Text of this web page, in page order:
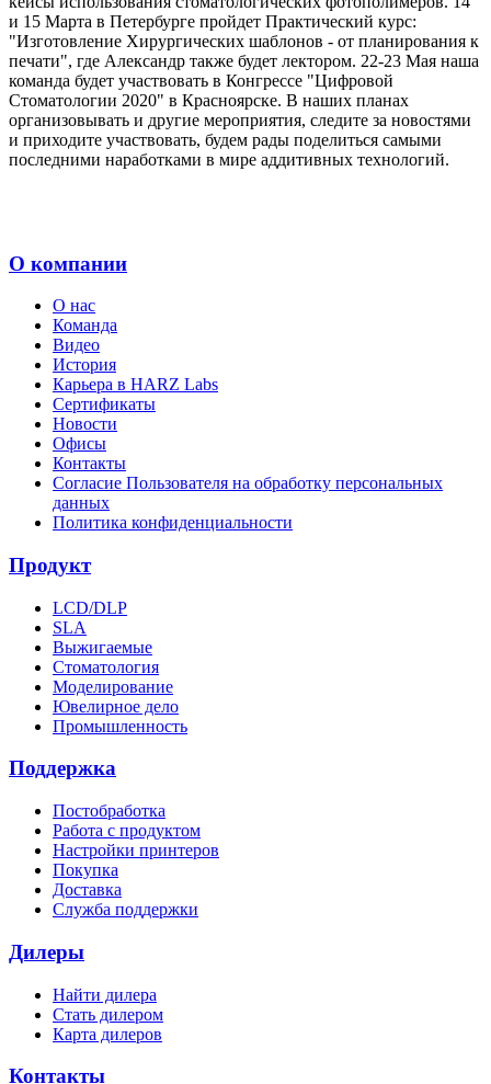
и 15 Марта в Петербурге пройдет Практический курс:
"Изготовление Хирургических шаблонов - от планирования к
печати", где Александр также будет лектором. 22-23 Мая наша
команда будет участвовать в Конгрессе "Цифровой
Стоматологии 2020" в Красноярске. В наших планах
организовывать и другие мероприятия, следите за новостями
и приходите участвовать, будем рады поделиться самыми
последними наработками в мире аддитивных технологий.
О компании
О нас
Команда
Видео
История
Карьера в HARZ Labs
Сертификаты
Новости
Офисы
Контакты
Согласие Пользователя на обработку персональных
данных
Политика конфиденциальности
Продукт
LCD/DLP
SLA
Выжигаемые
Стоматология
Моделирование
Ювелирное дело
Промышленность
Поддержка
Постобработка
Работа с продуктом
Настройки принтеров
Покупка
Доставка
Служба поддержки
Дилеры
Найти дилера
Cтать дилером
Карта дилеров
Контакты